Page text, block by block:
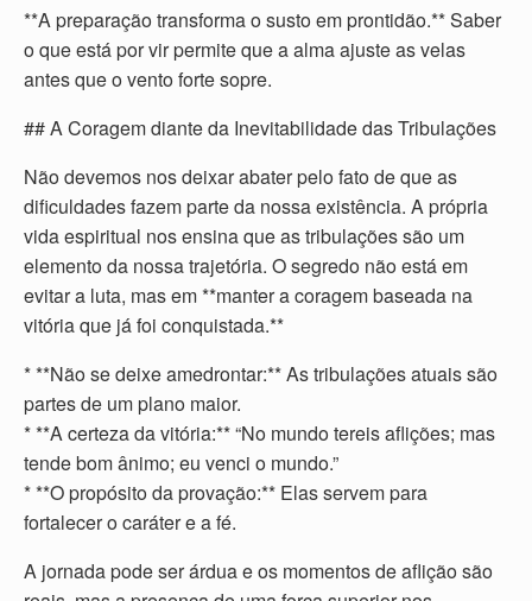
**A preparação transforma o susto em prontidão.** Saber
o que está por vir permite que a alma ajuste as velas
antes que o vento forte sopre.
## A Coragem diante da Inevitabilidade das Tribulações
Não devemos nos deixar abater pelo fato de que as
dificuldades fazem parte da nossa existência. A própria
vida espiritual nos ensina que as tribulações são um
elemento da nossa trajetória. O segredo não está em
evitar a luta, mas em **manter a coragem baseada na
vitória que já foi conquistada.**
* **Não se deixe amedrontar:** As tribulações atuais são
partes de um plano maior.
* **A certeza da vitória:** “No mundo tereis aflições; mas
tende bom ânimo; eu venci o mundo.”
* **O propósito da provação:** Elas servem para
fortalecer o caráter e a fé.
A jornada pode ser árdua e os momentos de aflição são